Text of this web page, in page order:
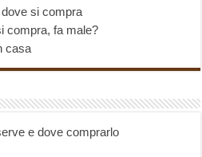
si compra
compra, fa male?
casa
e dove comprarlo